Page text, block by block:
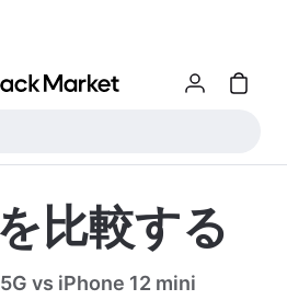
比較する
vs iPhone 12 mini